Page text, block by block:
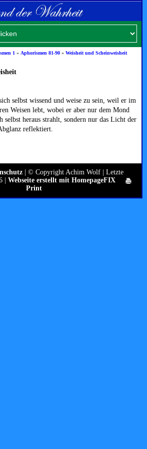
1 » Aphorismen 81-90 »Weisheit und Scheinweisheit
selbst wissend und weise zu sein, weil er im
Weisen lebt, wobei er aber nur dem Mond
selbst heraus strahlt, sondern nur das Licht der
reflektiert.
| © Copyright Achim Wolf | Letzte
| Webseite erstellt mit HomepageFIX
Print